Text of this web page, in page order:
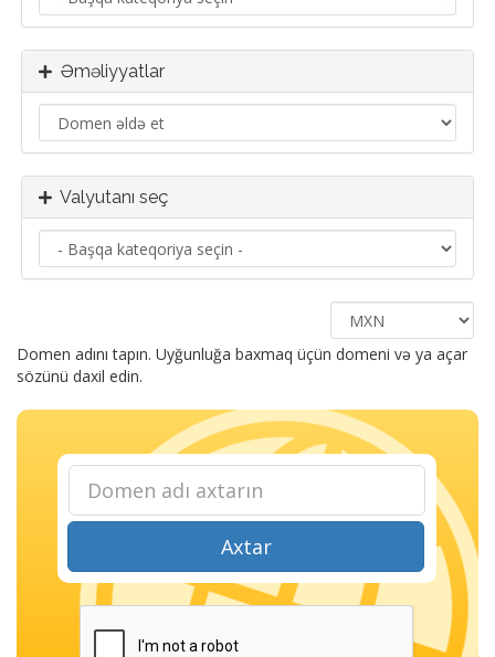
Əməliyyatlar
Valyutanı seç
Domen adını tapın. Uyğunluğa baxmaq üçün domeni və ya açar
sözünü daxil edin.
Axtar